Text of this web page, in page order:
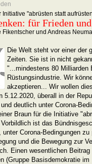
Initiative "abrüsten statt
für Frieden
Fikentscher und Andreas
Die Welt steht vor einer der
Zeiten. Sie ist in nicht
"...mindestens 80 Milliarden
Rüstungsindustrie. Wir
akzeptieren... Wir wollen
5.12.2020, überall in der
deutlich unter Corona-
Braun für die Initiative
ist das
Corona-Bedingungen
und die Bewegung zur
Einen wesentlichen
(Gruppe Basisdemokratie